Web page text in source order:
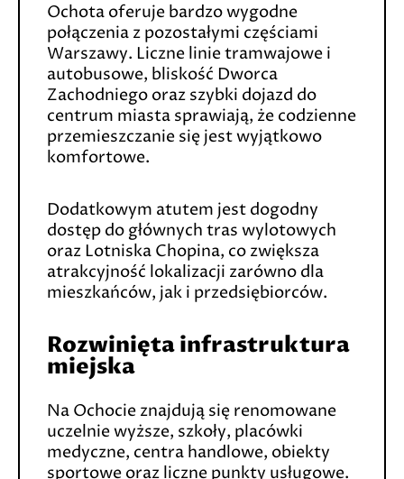
Ochota oferuje bardzo wygodne
połączenia z pozostałymi częściami
Warszawy. Liczne linie tramwajowe i
autobusowe, bliskość Dworca
Zachodniego oraz szybki dojazd do
centrum miasta sprawiają, że codzienne
przemieszczanie się jest wyjątkowo
komfortowe.
Dodatkowym atutem jest dogodny
dostęp do głównych tras wylotowych
oraz Lotniska Chopina, co zwiększa
atrakcyjność lokalizacji zarówno dla
mieszkańców, jak i przedsiębiorców.
Rozwinięta infrastruktura
miejska
Na Ochocie znajdują się renomowane
uczelnie wyższe, szkoły, placówki
medyczne, centra handlowe, obiekty
sportowe oraz liczne punkty usługowe.